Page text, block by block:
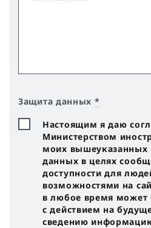
Защита данных *
Настоящим я даю
Министерством
моих вышеуказанных
данных в целях
доступности для
возможностями на
в любое время может
с действием на
сведению